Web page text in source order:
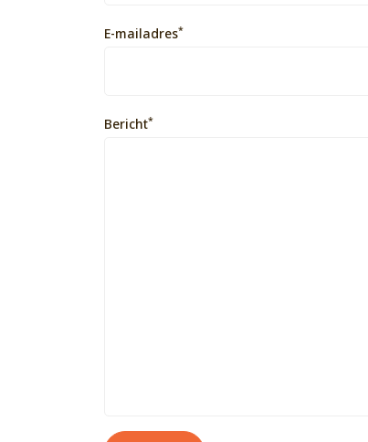
E-mailadres*
Bericht*